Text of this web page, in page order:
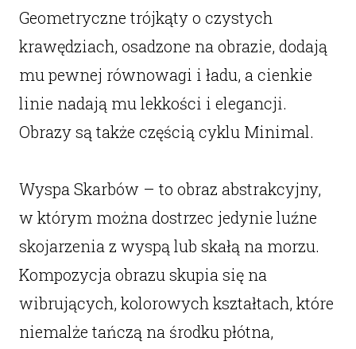
Geometryczne trójkąty o czystych
krawędziach, osadzone na obrazie, dodają
mu pewnej równowagi i ładu, a cienkie
linie nadają mu lekkości i elegancji.
Obrazy są także częścią cyklu Minimal.
Wyspa Skarbów – to obraz abstrakcyjny,
w którym można dostrzec jedynie luźne
skojarzenia z wyspą lub skałą na morzu.
Kompozycja obrazu skupia się na
wibrujących, kolorowych kształtach, które
niemalże tańczą na środku płótna,